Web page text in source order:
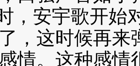
安宇歌开始
，这时候再来
情。这种感情